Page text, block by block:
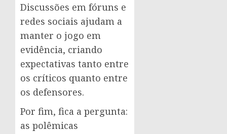
Discussões em fóruns e
redes sociais ajudam a
manter o jogo em
evidência, criando
expectativas tanto entre
os críticos quanto entre
os defensores.
Por fim, fica a pergunta:
as polêmicas